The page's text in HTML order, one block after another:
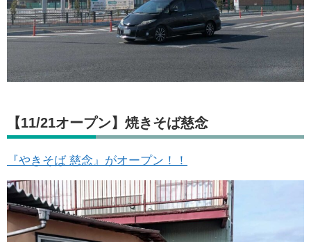
【11/21オープン】焼きそば慈念
『やきそば 慈念』がオープン！！